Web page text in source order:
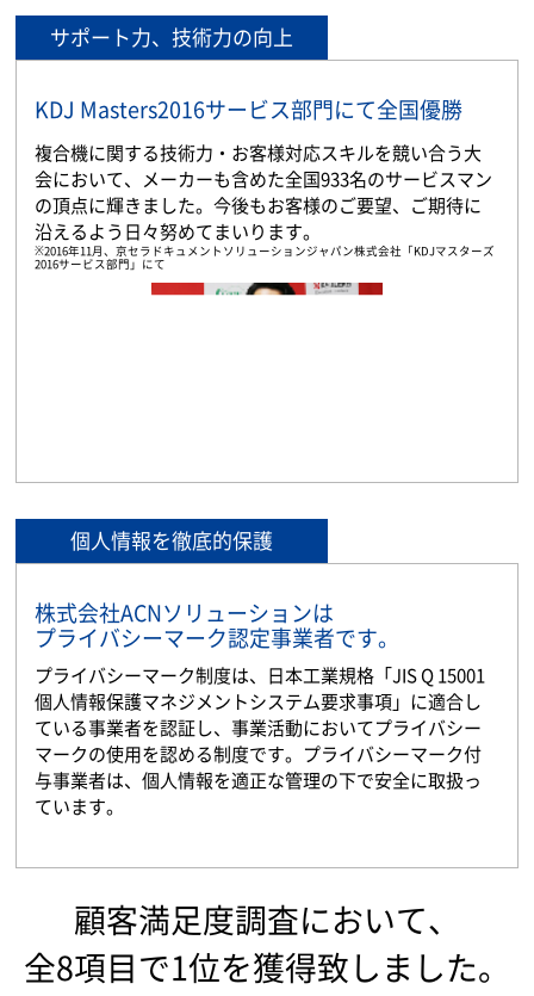
サポート力、技術力の向上
KDJ Masters2016サービス部門にて全国優勝
複合機に関する技術力・お客様対応スキルを競い合う大
会において、メーカーも含めた全国933名のサービスマン
の頂点に輝きました。今後もお客様のご要望、ご期待に
沿えるよう日々努めてまいります。
※2016年11月、京セラドキュメントソリューションジャパン株式会社「KDJマスターズ
2016サービス部門」にて
個人情報を徹底的保護
株式会社ACNソリューションは
プライバシーマーク認定事業者です。
プライバシーマーク制度は、日本工業規格「JIS Q 15001
個人情報保護マネジメントシステム要求事項」に適合し
ている事業者を認証し、事業活動においてプライバシー
マークの使用を認める制度です。プライバシーマーク付
与事業者は、個人情報を適正な管理の下で安全に取扱っ
ています。
顧客満足度調査において、
全8項目で1位を獲得致しました。